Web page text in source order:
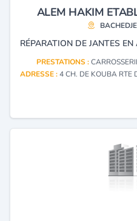
ALEM HAKIM
PRESTATIONS :
ADRESSE :4 CH. DE KOUBA RTE DE